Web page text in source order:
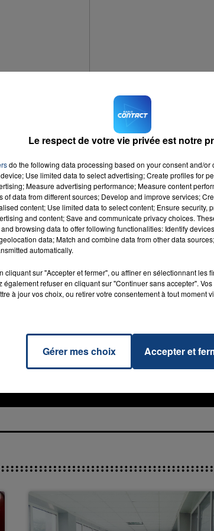
lendemain de la découverte du corps d'un nouveau-né à
a avoué mardi soir avoir menti aux policiers en affirmant
avoir agi de la sorte pour protéger sa mère, sans emploi
appelé les secours qui avaient tenté en vain de
elle le bébé, vivant à la naissance, a affirmé avoir ignoré
d'un défaut de soins et n'aurait pas subi de violences.
Une autopsie doit être pratiquée jeudi.
Le respect de votre vie privée est notre
do the following data processing based on your consent and/or
Use limited data to select advertising; Create profiles for
Measure advertising performance; Measure content
of data from different sources; Develop and improve services;
content; Use limited data to select content; Ensure security,
and content; Save and communicate privacy choices.
browsing data to offer following functionalities: Identify
data; Match and combine data from other data
automatically.
cliquant sur "Accepter et fermer", ou affiner en sélectionnant les
également refuser en cliquant sur "Continuer sans accepter".
à jour vos choix, ou retirer votre consentement à tout moment
Gérer mes choix Accepter et